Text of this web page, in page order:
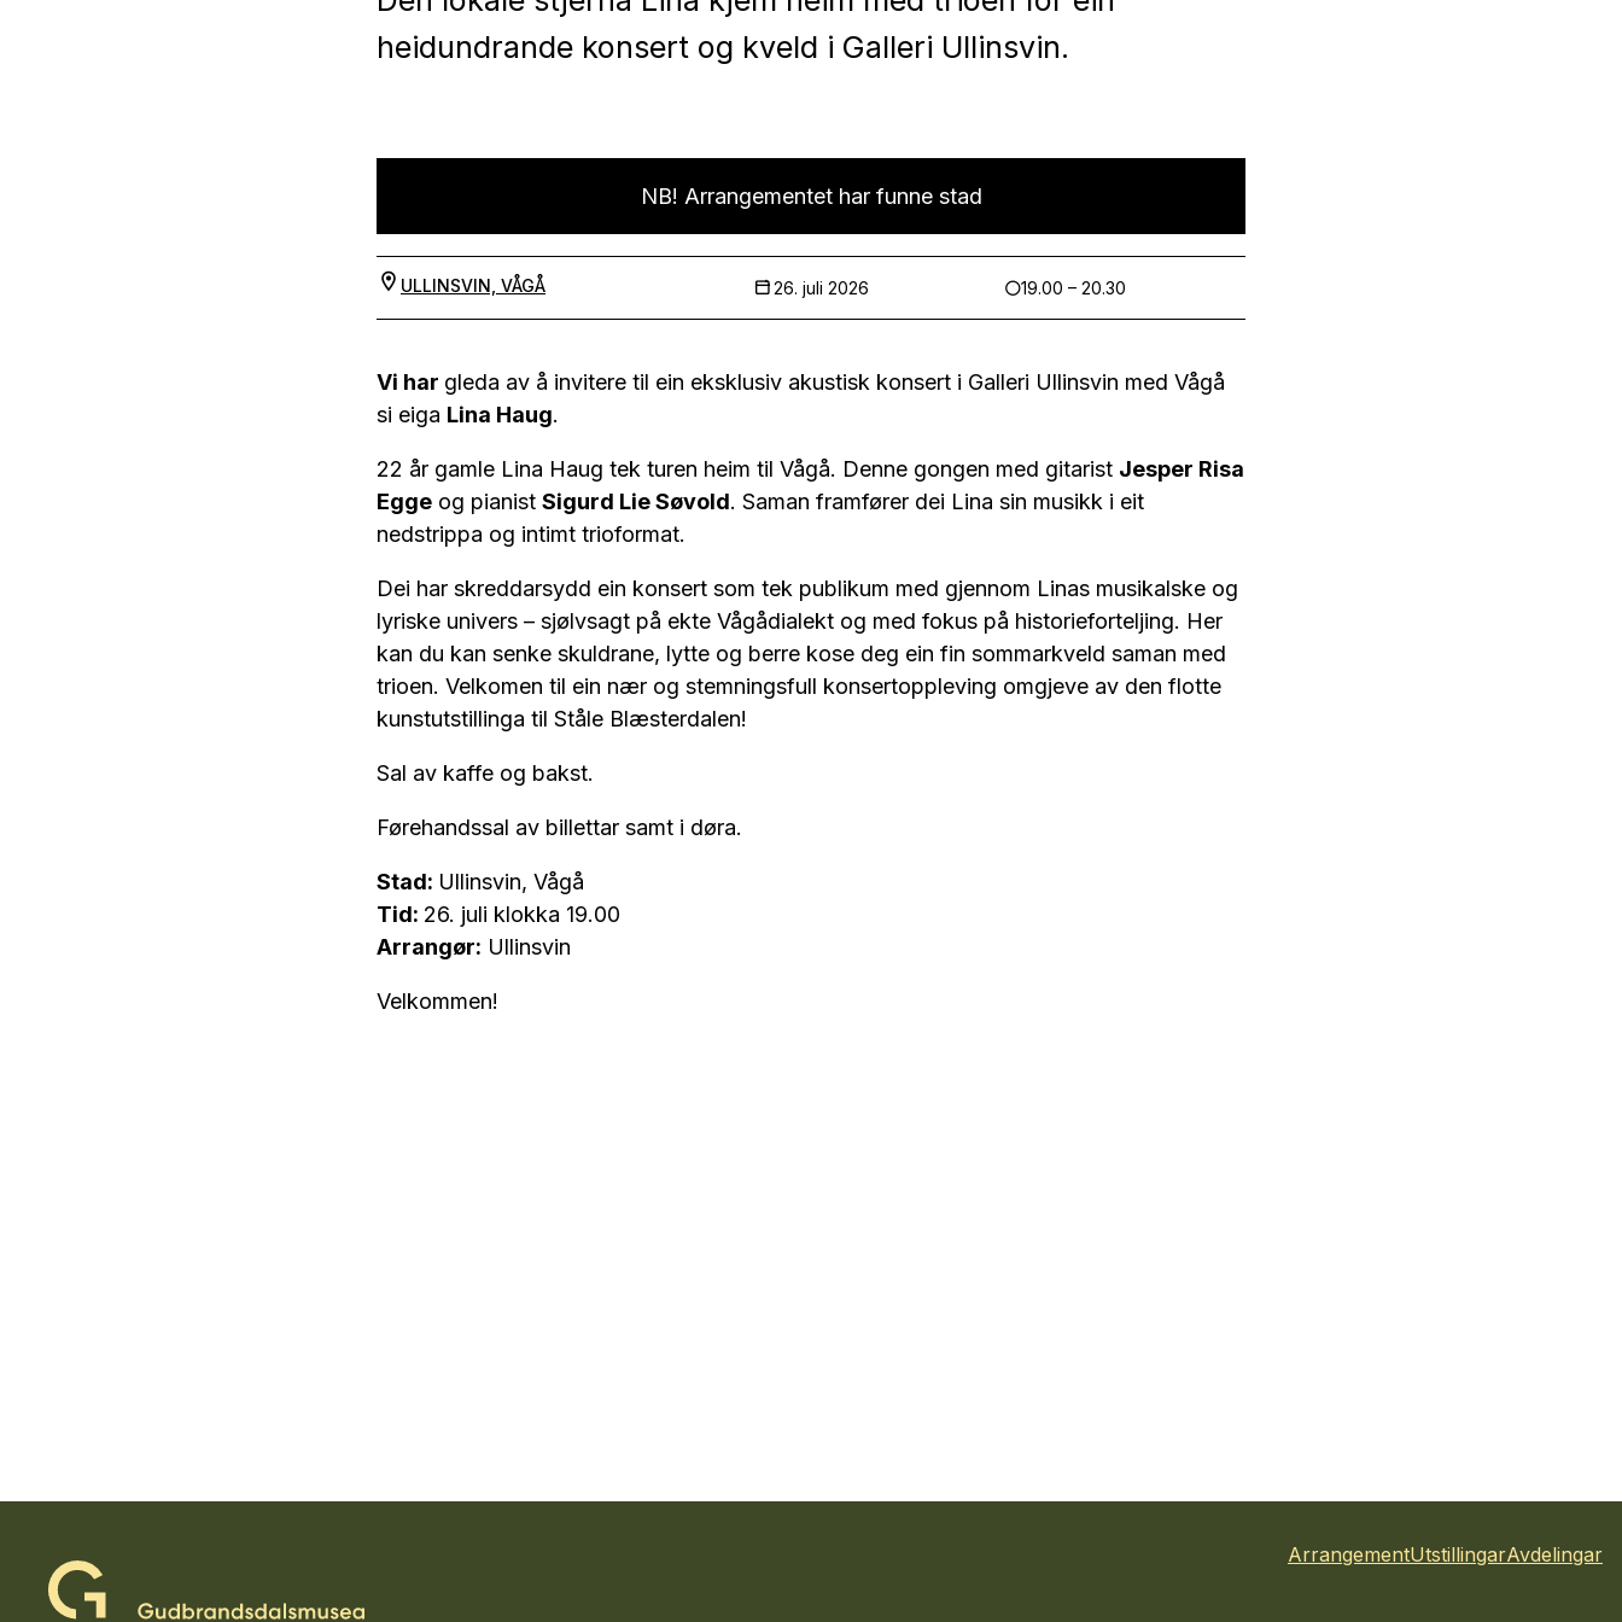
heidundrande konsert og kveld i Galleri Ullinsvin.
NB! Arrangementet har funne stad
ULLINSVIN, VÅGÅ 26. juli 2026 19.00 – 20.30
Vi har gleda av å invitere til ein eksklusiv akustisk konsert i Galleri Ullinsvin med Vågå
si eiga Lina Haug.
22 år gamle Lina Haug tek turen heim til Vågå. Denne gongen med gitarist Jesper Risa
Egge og pianist Sigurd Lie Søvold. Saman framfører dei Lina sin musikk i eit
nedstrippa og intimt trioformat.
Dei har skreddarsydd ein konsert som tek publikum med gjennom Linas musikalske og
lyriske univers – sjølvsagt på ekte Vågådialekt og med fokus på historieforteljing. Her
kan du kan senke skuldrane, lytte og berre kose deg ein fin sommarkveld saman med
trioen. Velkomen til ein nær og stemningsfull konsertoppleving omgjeve av den flotte
kunstutstillinga til Ståle Blæsterdalen!
Sal av kaffe og bakst.
Førehandssal av billettar samt i døra.
Stad: Ullinsvin, Vågå
Tid: 26. juli klokka 19.00
Arrangør: Ullinsvin
Velkommen!
ArrangementUtstillingarAvdelingar